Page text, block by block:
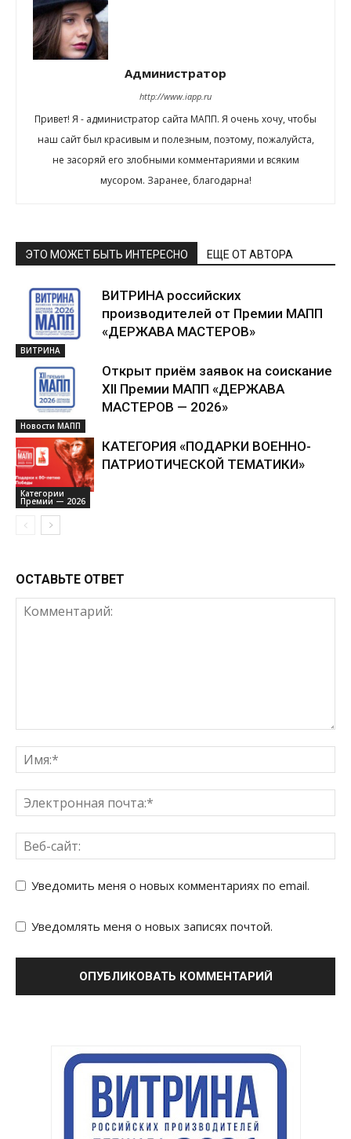
Администратор
http://www.iapp.ru
Привет! Я - администратор сайта МАПП. Я очень хочу, чтобы
наш сайт был красивым и полезным, поэтому, пожалуйста,
не засоряй его злобными комментариями и всяким
мусором. Заранее, благодарна!
ЭТО МОЖЕТ БЫТЬ ИНТЕРЕСНО ЕЩЕ ОТ АВТОРА
ВИТРИНА
ВИТРИНА российских
производителей от Премии МАПП
«ДЕРЖАВА МАСТЕРОВ»
Новости МАПП
Открыт приём заявок на соискание
XII Премии МАПП «ДЕРЖАВА
МАСТЕРОВ — 2026»
Категории
Премии — 2026
КАТЕГОРИЯ «ПОДАРКИ ВОЕННО-
ПАТРИОТИЧЕСКОЙ ТЕМАТИКИ»
ОСТАВЬТЕ ОТВЕТ
Уведомить меня о новых комментариях по email.
Уведомлять меня о новых записях почтой.